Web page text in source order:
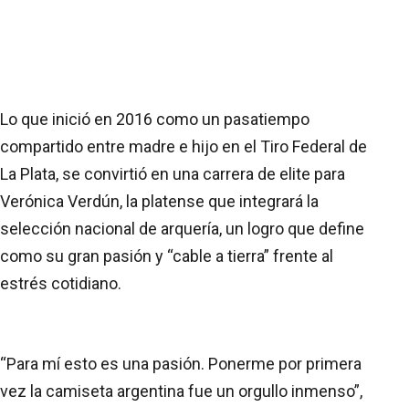
Lo que inició en 2016 como un pasatiempo
compartido entre madre e hijo en el Tiro Federal de
La Plata, se convirtió en una carrera de elite para
Verónica Verdún, la platense que integrará la
selección nacional de arquería, un logro que define
como su gran pasión y “cable a tierra” frente al
estrés cotidiano.
“Para mí esto es una pasión. Ponerme por primera
vez la camiseta argentina fue un orgullo inmenso”,